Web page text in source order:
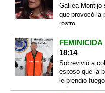
Galilea Montijo
qué provocó la
rostro
FEMINICIDA
18:14
Sobrevivió a
esposo que la
le prendió fuego